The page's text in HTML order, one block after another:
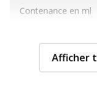
Contenance en ml
Couleur du
Compatible avec
Afficher